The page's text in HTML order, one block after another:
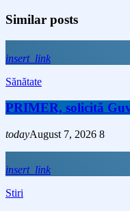
Similar posts
insert_link
Sănătate
PRIMER, solicită
todayAugust 7, 2026 8
insert_link
Stiri